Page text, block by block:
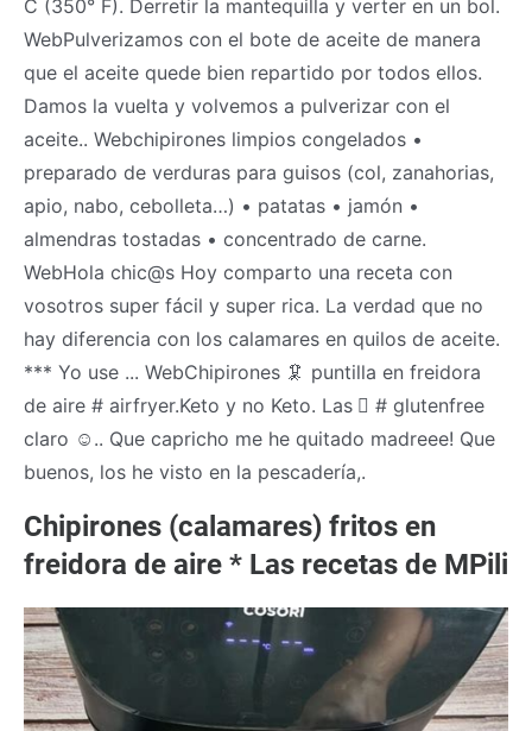
C (350° F). Derretir la mantequilla y verter en un bol.
WebPulverizamos con el bote de aceite de manera
que el aceite quede bien repartido por todos ellos.
Damos la vuelta y volvemos a pulverizar con el
aceite.. Webchipirones limpios congelados •
preparado de verduras para guisos (col, zanahorias,
apio, nabo, cebolleta…) • patatas • jamón •
almendras tostadas • concentrado de carne.
WebHola chic@s Hoy comparto una receta con
vosotros super fácil y super rica. La verdad que no
hay diferencia con los calamares en quilos de aceite.
*** Yo use ... WebChipirones 🦑 puntilla en freidora
de aire # airfryer.Keto y no Keto. Las 🏼 # glutenfree
claro ☺️.. Que capricho me he quitado madreee! Que
buenos, los he visto en la pescadería,.
Chipirones (calamares) fritos en
freidora de aire * Las recetas de MPili